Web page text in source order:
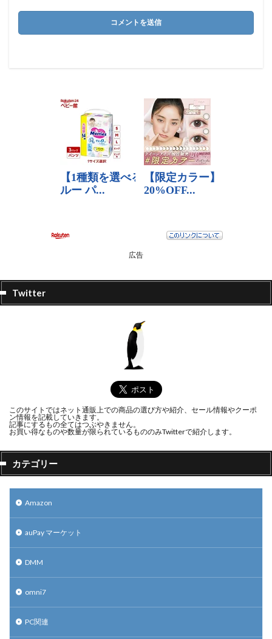
広告
Twitter
このサイトではネット通販上での商品の選び方や紹介、セール情報やクーポ
ン情報を記載していきます。
記事にするもの全てはつぶやきません。
お買い得なものや数量が限られているもののみTwitterで紹介します。
カテゴリー
Amazon
auPay マーケット
DMM
omni7
PC関連